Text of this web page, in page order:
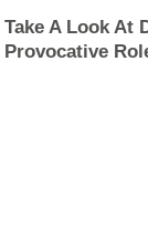
Take A Look At
Provocative